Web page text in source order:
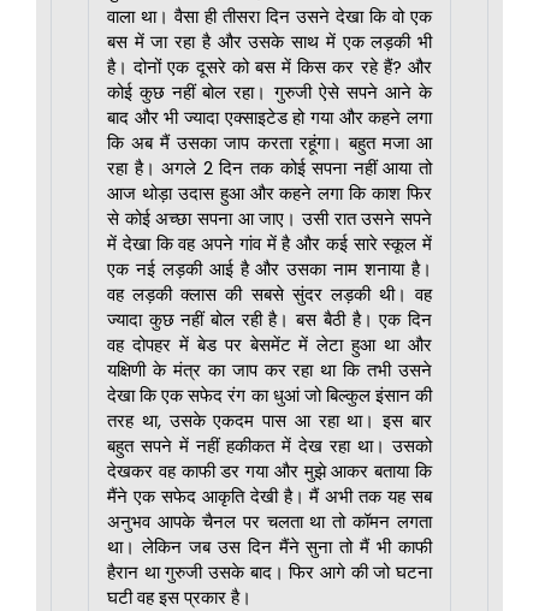
वाला था। वैसा ही तीसरा दिन उसने देखा कि वो एक
बस में जा रहा है और उसके साथ में एक लड़की भी
है। दोनों एक दूसरे को बस में किस कर रहे हैं? और
कोई कुछ नहीं बोल रहा। गुरुजी ऐसे सपने आने के
बाद और भी ज्यादा एक्साइटेड हो गया और कहने लगा
कि अब मैं उसका जाप करता रहूंगा। बहुत मजा आ
रहा है। अगले 2 दिन तक कोई सपना नहीं आया तो
आज थोड़ा उदास हुआ और कहने लगा कि काश फिर
से कोई अच्छा सपना आ जाए। उसी रात उसने सपने
में देखा कि वह अपने गांव में है और कई सारे स्कूल में
एक नई लड़की आई है और उसका नाम शनाया है।
वह लड़की क्लास की सबसे सुंदर लड़की थी। वह
ज्यादा कुछ नहीं बोल रही है। बस बैठी है। एक दिन
वह दोपहर में बेड पर बेसमेंट में लेटा हुआ था और
यक्षिणी के मंत्र का जाप कर रहा था कि तभी उसने
देखा कि एक सफेद रंग का धुआं जो बिल्कुल इंसान की
तरह था, उसके एकदम पास आ रहा था। इस बार
बहुत सपने में नहीं हकीकत में देख रहा था। उसको
देखकर वह काफी डर गया और मुझे आकर बताया कि
मैंने एक सफेद आकृति देखी है। मैं अभी तक यह सब
अनुभव आपके चैनल पर चलता था तो कॉमन लगता
था। लेकिन जब उस दिन मैंने सुना तो मैं भी काफी
हैरान था गुरुजी उसके बाद। फिर आगे की जो घटना
घटी वह इस प्रकार है।